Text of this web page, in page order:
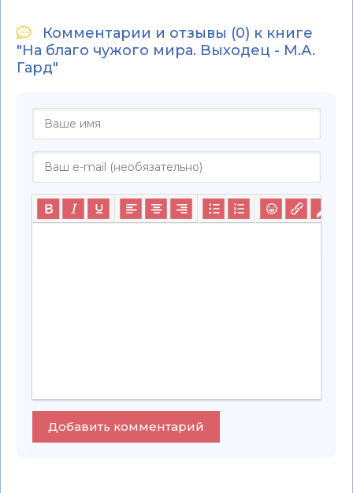
Комментарии и отзывы (0) к книге
"На благо чужого мира. Выходец - М.А.
Гард"
Добавить комментарий